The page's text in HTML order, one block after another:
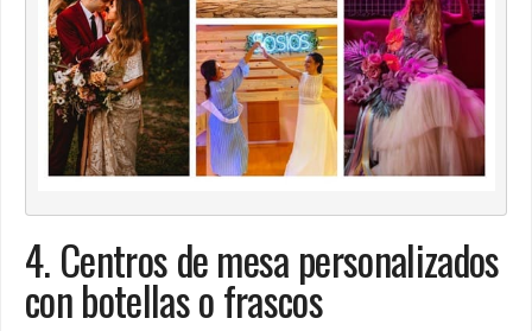
4. Centros de mesa personalizados
con botellas o frascos